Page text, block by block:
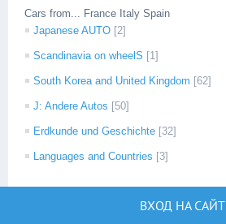
Cars from... France Italy Spain
Japanese AUTO [2]
Scandinavia on wheelS [1]
South Korea and United Kingdom [62]
J: Andere Autos [50]
Erdkunde und Geschichte [32]
Languages and Countries [3]
ВХОД НА САЙТ